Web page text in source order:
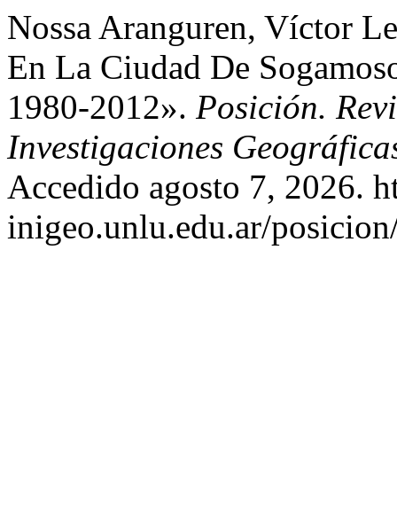
Nossa Aranguren, Víctor
En La Ciudad De
1980-2012». Posición.
Investigaciones
Accedido agosto 7, 2026.
inigeo.unlu.edu.ar/